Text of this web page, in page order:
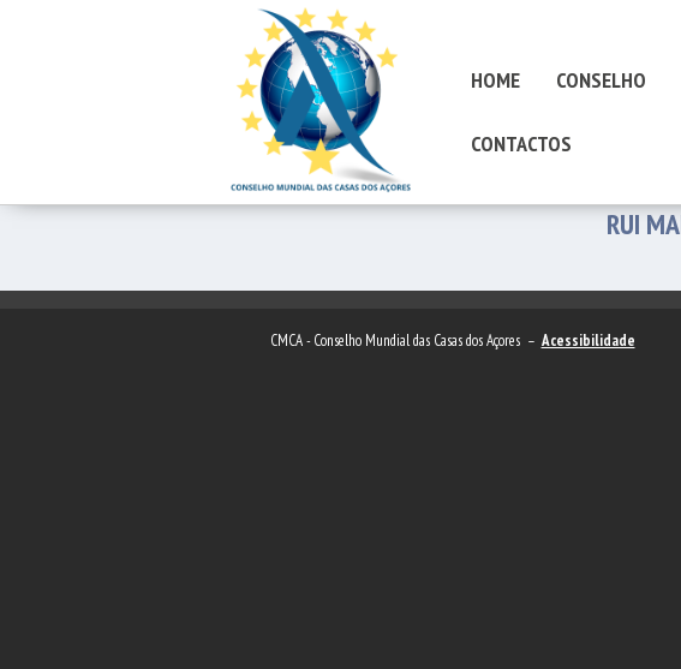
HOME CONSELHO
CONTACTOS
RUI
CMCA - Conselho Mundial das Casas dos Açores – Acessibilidade